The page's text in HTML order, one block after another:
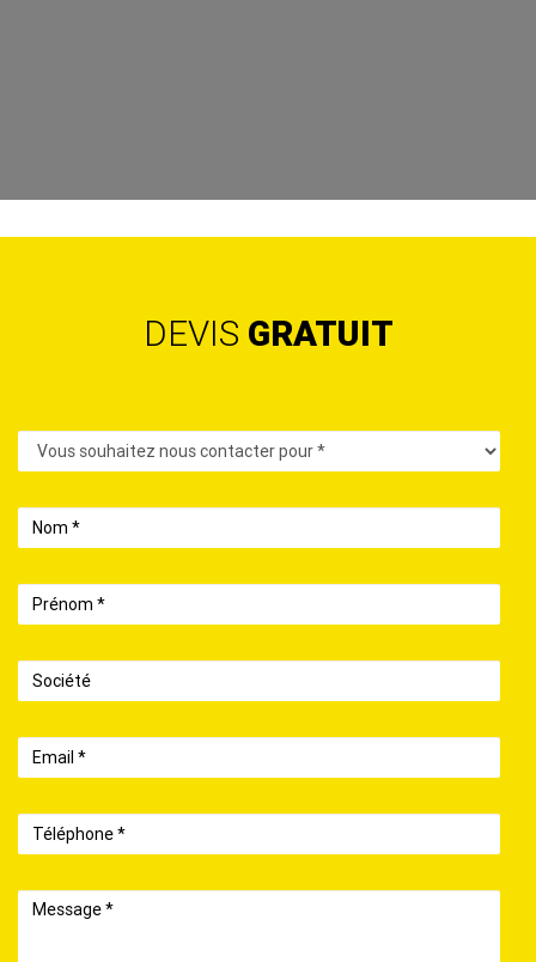
DEVIS GRATUIT
Contact
Nom
Prénom
Société
Email
Téléphone
Message